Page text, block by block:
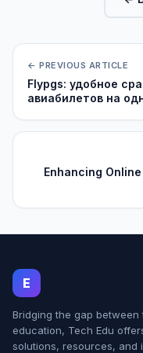
← PREVIOUS ARTICLE
Flypgs: удобное
авиабилетов на
Enhancing
E
Bridging the gap between
education, Tech Edu
solutions, resources, and